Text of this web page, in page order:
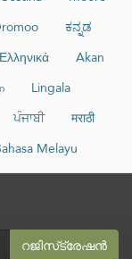
ಕನ್ನಡ
Ελληνικά
Akan
Lingala
ਪੰਜਾਬੀ
मराठी
Melayu
റജിസ്‌ട്രേഷൻ